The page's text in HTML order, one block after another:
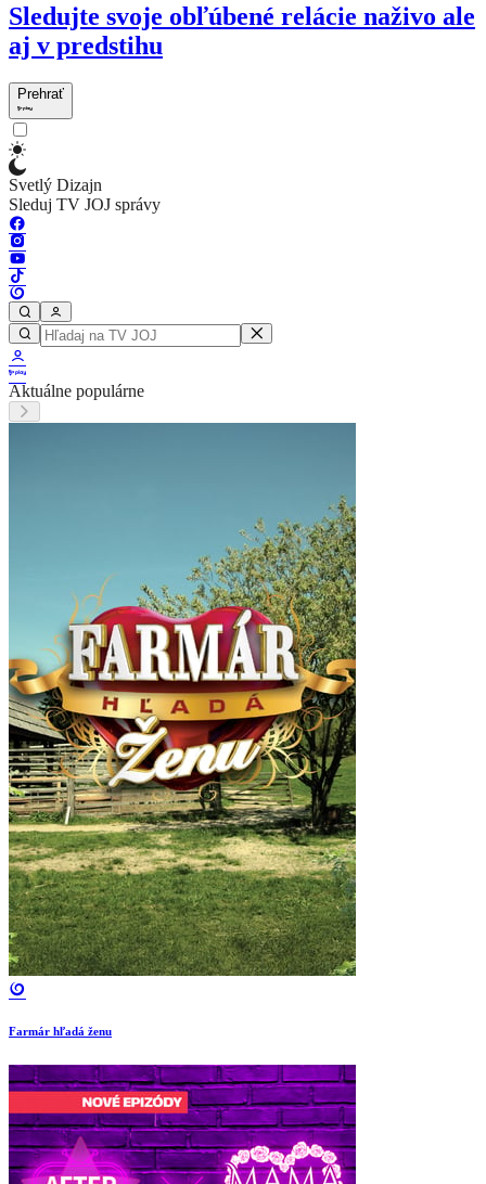
Sledujte svoje obľúbené relácie naživo ale
aj v predstihu
Prehrať
Svetlý Dizajn
Sleduj TV JOJ správy
Aktuálne populárne
Farmár hľadá ženu